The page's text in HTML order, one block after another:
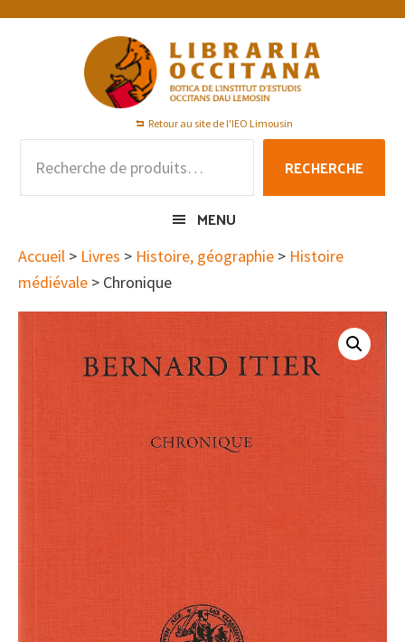
Passer
Passer
Passer
Retour au site de l'IEO Limousin
pour :
RECHERCHE
MENU
Accueil > Livres > Histoire, géographie > Histoire
médiévale > Chronique